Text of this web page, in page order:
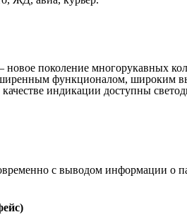
поколение многорукавных
функционалом, широким
индикации доступны
с выводом информации о